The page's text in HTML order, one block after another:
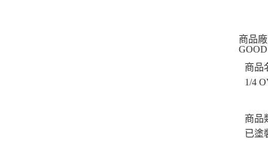
商品
商品
1/4
商品
已塗